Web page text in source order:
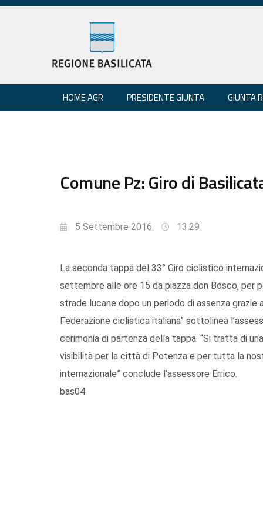
HOME AGR PRESIDENTE GIUNTA GIUNTA
Comune Pz: Giro di
5 Settembre 2016 13:29
La seconda tappa del 33° Giro ciclistico
settembre alle ore 15 da piazza don Bosco, per
strade lucane dopo un periodo di assenza grazie
Federazione ciclistica italiana” sottolinea
cerimonia di partenza della tappa. “Si tratta di
visibilità per la città di Potenza e per tutta la
internazionale” conclude l’assessore Errico.
bas04